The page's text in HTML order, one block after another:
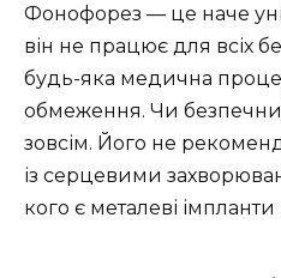
Фонофорез — це наче
він не працює для всіх
будь-яка медична
обмеження. Чи
зовсім. Його не
із серцевими
кого є металеві